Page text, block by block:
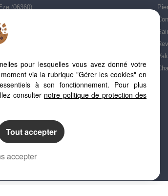
(06360)
(06100)
Gaude (06610)
sont les meilleurs quartiers de Nice ?
pour lesquelles vous avez donné votre
via la rubrique "Gérer les cookies" en
à son fonctionnement. Pour plus
consulter notre politique de protection des
Tout accepter
accepter